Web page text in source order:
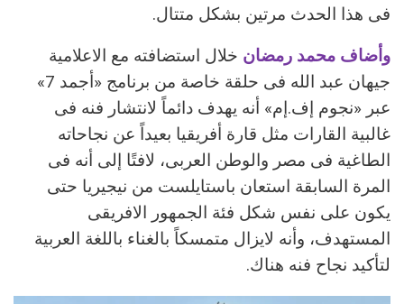
فى هذا الحدث مرتين بشكل متتال.
وأضاف محمد رمضان خلال استضافته مع الاعلامية
جيهان عبد الله فى حلقة خاصة من برنامج «أجمد 7»
عبر «نجوم إف.إم» أنه يهدف دائماً لانتشار فنه فى
غالبية القارات مثل قارة أفريقيا بعيداً عن نجاحاته
الطاغية فى مصر والوطن العربى، لافتًا إلى أنه فى
المرة السابقة استعان باستايلست من نيجيريا حتى
يكون على نفس شكل فئة الجمهور الافريقى
المستهدف، وأنه لايزال متمسكاً بالغناء باللغة العربية
لتأكيد نجاح فنه هناك.